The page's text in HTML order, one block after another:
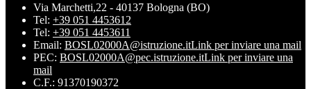
Via Marchetti,22 - 40137 Bologna (BO)
Tel: +39 051 4453612
Tel: +39 051 4453611
Email: BOSL02000A@istruzione.itLink per inviare una mail
PEC: BOSL02000A@pec.istruzione.itLink per inviare una
mail
C.F.: 91370190372